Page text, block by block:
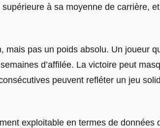
à sa moyenne de carrière,
pas un poids absolu. Un joueur
d’affilée. La victoire peut
peuvent refléter un jeu
exploitable en termes de données